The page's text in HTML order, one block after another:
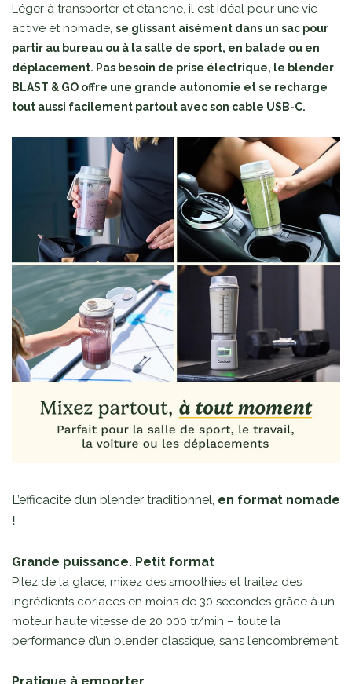
Léger à transporter et étanche, il est idéal pour une vie
active et nomade, se glissant aisément dans un sac pour
partir au bureau ou à la salle de sport, en balade ou en
déplacement. Pas besoin de prise électrique, le blender
BLAST & GO offre une grande autonomie et se recharge
tout aussi facilement partout avec son cable USB-C.
L’efficacité d’un blender traditionnel, en format nomade
!
Grande puissance. Petit format
Pilez de la glace, mixez des smoothies et traitez des
ingrédients coriaces en moins de 30 secondes grâce à un
moteur haute vitesse de 20 000 tr/min – toute la
performance d’un blender classique, sans l’encombrement.